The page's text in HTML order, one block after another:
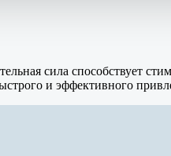
сила способствует
и эффективного